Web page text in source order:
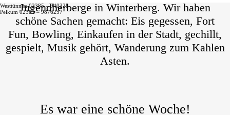
Westtünnen 02385 – 940328
Pelkum 02381 – 9876257
Jugendherberge in Winterberg. Wir haben
schöne Sachen gemacht: Eis gegessen, Fort
Fun, Bowling, Einkaufen in der Stadt, gechillt,
gespielt, Musik gehört, Wanderung zum Kahlen
Asten.
Es war eine schöne Woche!